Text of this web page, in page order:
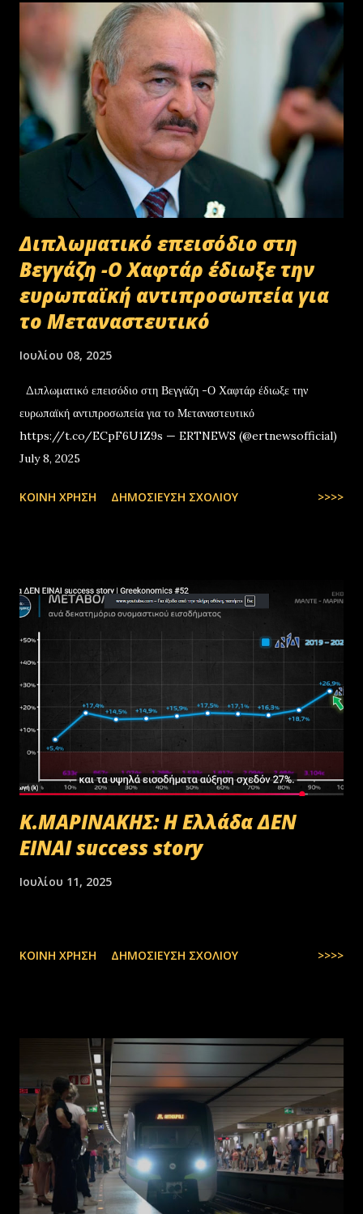
Διπλωματικό επεισόδιο στη
Βεγγάζη -Ο Χαφτάρ έδιωξε την
ευρωπαϊκή αντιπροσωπεία για
το Μεταναστευτικό
Ιουλίου 08, 2025
Διπλωματικό επεισόδιο στη Βεγγάζη -Ο Χαφτάρ έδιωξε την
ευρωπαϊκή αντιπροσωπεία για το Μεταναστευτικό
https://t.co/ECpF6U1Z9s — ERTNEWS (@ertnewsofficial)
July 8, 2025
ΚΟΙΝΉ ΧΡΉΣΗ ΔΗΜΟΣΊΕΥΣΗ ΣΧΟΛΊΟΥ >>>>
Κ.ΜΑΡΙΝΑΚΗΣ: Η Ελλάδα ΔΕΝ
ΕΙΝΑΙ success story
Ιουλίου 11, 2025
ΚΟΙΝΉ ΧΡΉΣΗ ΔΗΜΟΣΊΕΥΣΗ ΣΧΟΛΊΟΥ >>>>